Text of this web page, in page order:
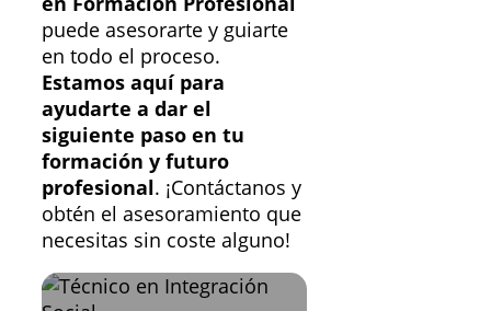
puede asesorarte y guiarte
en todo el proceso.
Estamos aquí para
ayudarte a dar el
siguiente paso en tu
formación y futuro
profesional. ¡Contáctanos y
obtén el asesoramiento que
necesitas sin coste alguno!